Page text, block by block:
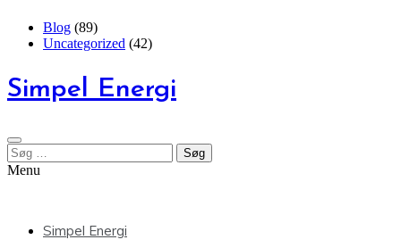
Blog (89)
Uncategorized (42)
Simpel Energi
Søg
efter:
Menu
Simpel Energi